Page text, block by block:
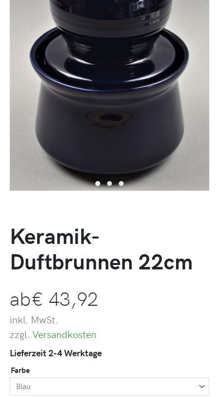
Keramik-
Duftbrunnen 22cm
ab€ 43,92
inkl. MwSt.
zzgl. Versandkosten
Lieferzeit 2-4 Werktage
Farbe